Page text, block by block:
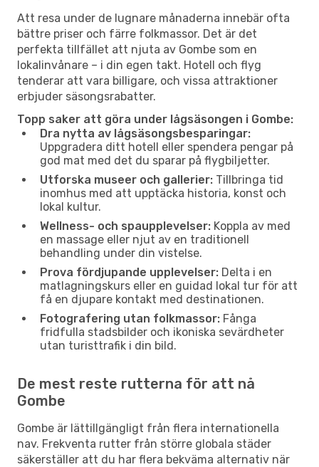
Att resa under de lugnare månaderna innebär ofta
bättre priser och färre folkmassor. Det är det
perfekta tillfället att njuta av Gombe som en
lokalinvånare – i din egen takt. Hotell och flyg
tenderar att vara billigare, och vissa attraktioner
erbjuder säsongsrabatter.
Topp saker att göra under lågsäsongen i Gombe:
Dra nytta av lågsäsongsbesparingar:
Uppgradera ditt hotell eller spendera pengar på
god mat med det du sparar på flygbiljetter.
Utforska museer och gallerier: Tillbringa tid
inomhus med att upptäcka historia, konst och
lokal kultur.
Wellness- och spaupplevelser: Koppla av med
en massage eller njut av en traditionell
behandling under din vistelse.
Prova fördjupande upplevelser: Delta i en
matlagningskurs eller en guidad lokal tur för att
få en djupare kontakt med destinationen.
Fotografering utan folkmassor: Fånga
fridfulla stadsbilder och ikoniska sevärdheter
utan turisttrafik i din bild.
De mest reste rutterna för att nå
Gombe
Gombe är lättillgängligt från flera internationella
nav. Frekventa rutter från större globala städer
säkerställer att du har flera bekväma alternativ när